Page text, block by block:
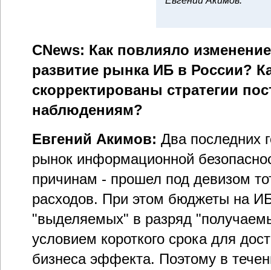
CNews: Как повлияло
развитие рынка ИБ в России?
скорректированы стратегии
наблюдениям?
Евгений Акимов: Два последних
рынок информационной
причинам - прошел под девизом
расходов. При этом бюджеты на
"выделяемых" в разряд
условием короткого срока для
бизнеса эффекта. Поэтому в